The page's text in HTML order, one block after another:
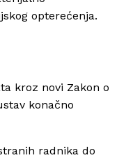
opterećenja.
kroz novi Zakon o
konačno
radnika do